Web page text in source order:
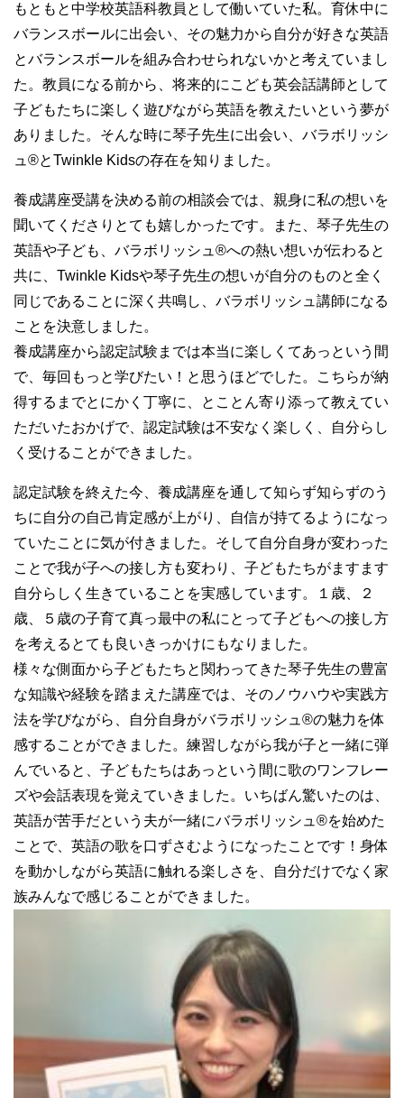
もともと中学校英語科教員として働いていた私。育休中に
バランスボールに出会い、その魅力から自分が好きな英語
とバランスボールを組み合わせられないかと考えていまし
た。教員になる前から、将来的にこども英会話講師として
子どもたちに楽しく遊びながら英語を教えたいという夢が
ありました。そんな時に琴子先生に出会い、バラボリッシ
ュ®︎とTwinkle Kidsの存在を知りました。
養成講座受講を決める前の相談会では、親身に私の想いを
聞いてくださりとても嬉しかったです。また、琴子先生の
英語や子ども、バラボリッシュ®︎への熱い想いが伝わると
共に、Twinkle Kidsや琴子先生の想いが自分のものと全く
同じであることに深く共鳴し、バラボリッシュ講師になる
ことを決意しました。
養成講座から認定試験までは本当に楽しくてあっという間
で、毎回もっと学びたい！と思うほどでした。こちらが納
得するまでとにかく丁寧に、とことん寄り添って教えてい
ただいたおかげで、認定試験は不安なく楽しく、自分らし
く受けることができました。
認定試験を終えた今、養成講座を通して知らず知らずのう
ちに自分の自己肯定感が上がり、自信が持てるようになっ
ていたことに気が付きました。そして自分自身が変わった
ことで我が子への接し方も変わり、子どもたちがますます
自分らしく生きていることを実感しています。１歳、２
歳、５歳の子育て真っ最中の私にとって子どもへの接し方
を考えるとても良いきっかけにもなりました。
様々な側面から子どもたちと関わってきた琴子先生の豊富
な知識や経験を踏まえた講座では、そのノウハウや実践方
法を学びながら、自分自身がバラボリッシュ®︎の魅力を体
感することができました。練習しながら我が子と一緒に弾
んでいると、子どもたちはあっという間に歌のワンフレー
ズや会話表現を覚えていきました。いちばん驚いたのは、
英語が苦手だという夫が一緒にバラボリッシュ®︎を始めた
ことで、英語の歌を口ずさむようになったことです！身体
を動かしながら英語に触れる楽しさを、自分だけでなく家
族みんなで感じることができました。